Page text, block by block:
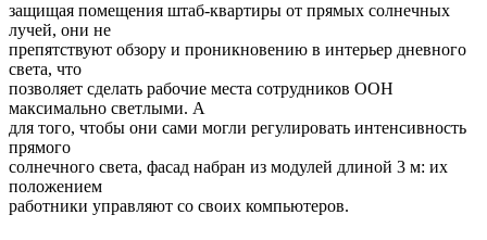
защищая помещения штаб-квартиры от прямых солнечных
лучей, они не
препятствуют обзору и проникновению в интерьер дневного
света, что
позволяет сделать рабочие места сотрудников ООН
максимально светлыми. А
для того, чтобы они сами могли регулировать интенсивность
прямого
солнечного света, фасад набран из модулей длиной 3 м: их
положением
работники управляют со своих компьютеров.